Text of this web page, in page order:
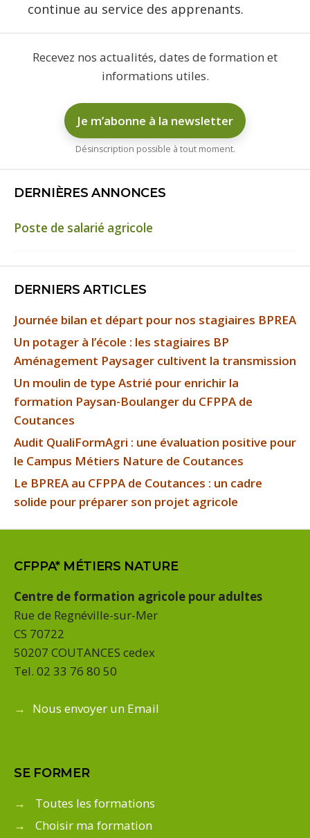
continue au service des apprenants.
Recevez nos actualités, dates de formation et
informations utiles.
Je m’abonne à la newsletter
Désinscription possible à tout moment.
DERNIÈRES ANNONCES
Poste de salarié agricole
DERNIERS ARTICLES
Journée bilan et départ pour nos stagiaires BPREA
Un potager à l’école : les stagiaires BP
Aménagement Paysager cultivent la transmission
Un moulin de type Astrié pour enrichir la
formation Paysan-Boulanger du CFPPA de
Coutances
Audit QualiFormAgri : une évaluation positive pour
le Campus Métiers Nature de Coutances
Le BPREA au CFPPA de Coutances : un cadre
solide pour préparer son projet agricole
CFPPA* MÉTIERS NATURE
Centre de formation agricole pour adultes
Rue de Regnéville-sur-Mer
CS 70722
50207 COUTANCES cedex
Tel. 02 33 76 80 50
→ Nous envoyer un Email
SE FORMER
→
Toutes les formations
→
Choisir ma formation